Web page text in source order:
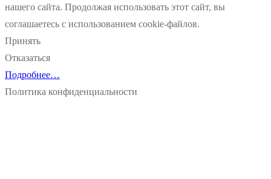
нашего сайта. Продолжая использовать этот сайт, вы
соглашаетесь с использованием cookie-файлов.
Принять
Отказаться
Подробнее…
Политика конфиденциальности